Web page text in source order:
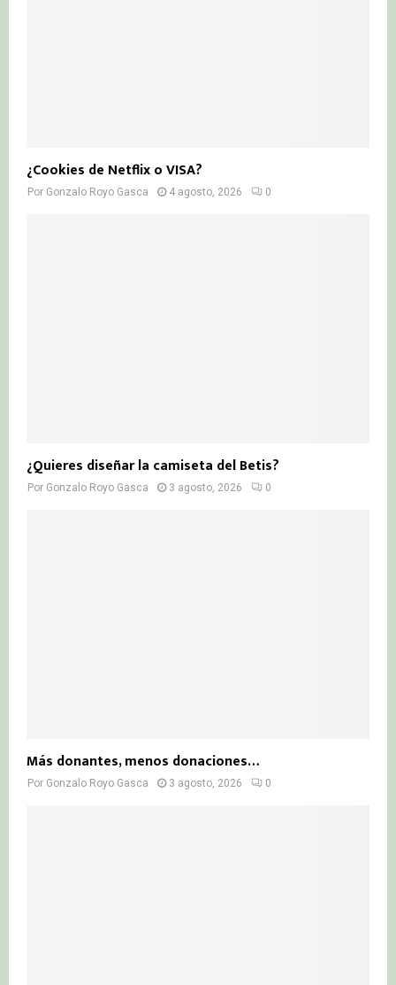
¿Cookies de Netflix o VISA?
Por Gonzalo Royo Gasca 4 agosto, 2026 0
¿Quieres diseñar la camiseta del Betis?
Por Gonzalo Royo Gasca 3 agosto, 2026 0
Más donantes, menos donaciones…
Por Gonzalo Royo Gasca 3 agosto, 2026 0